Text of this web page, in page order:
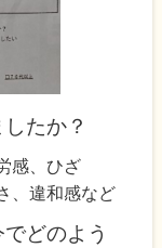
たか？
感、ひざ
、違和感など
どのよう